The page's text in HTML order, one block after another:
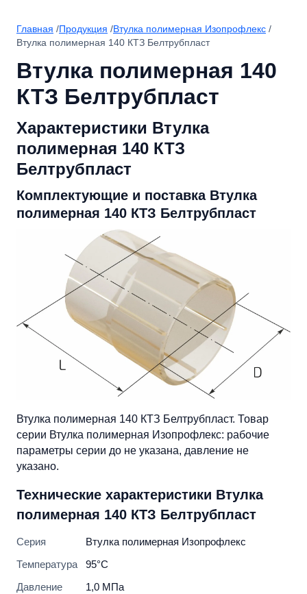
Главная /Продукция /Втулка полимерная Изопрофлекс /
Втулка полимерная 140 КТЗ Белтрубпласт
Втулка полимерная 140
КТЗ Белтрубпласт
Характеристики Втулка
полимерная 140 КТЗ
Белтрубпласт
Комплектующие и поставка Втулка
полимерная 140 КТЗ Белтрубпласт
Втулка полимерная 140 КТЗ Белтрубпласт. Товар
серии Втулка полимерная Изопрофлекс: рабочие
параметры серии до не указана, давление не
указано.
Технические характеристики Втулка
полимерная 140 КТЗ Белтрубпласт
Серия
Втулка полимерная Изопрофлекс
Температура
95°C
Давление
1,0 МПа